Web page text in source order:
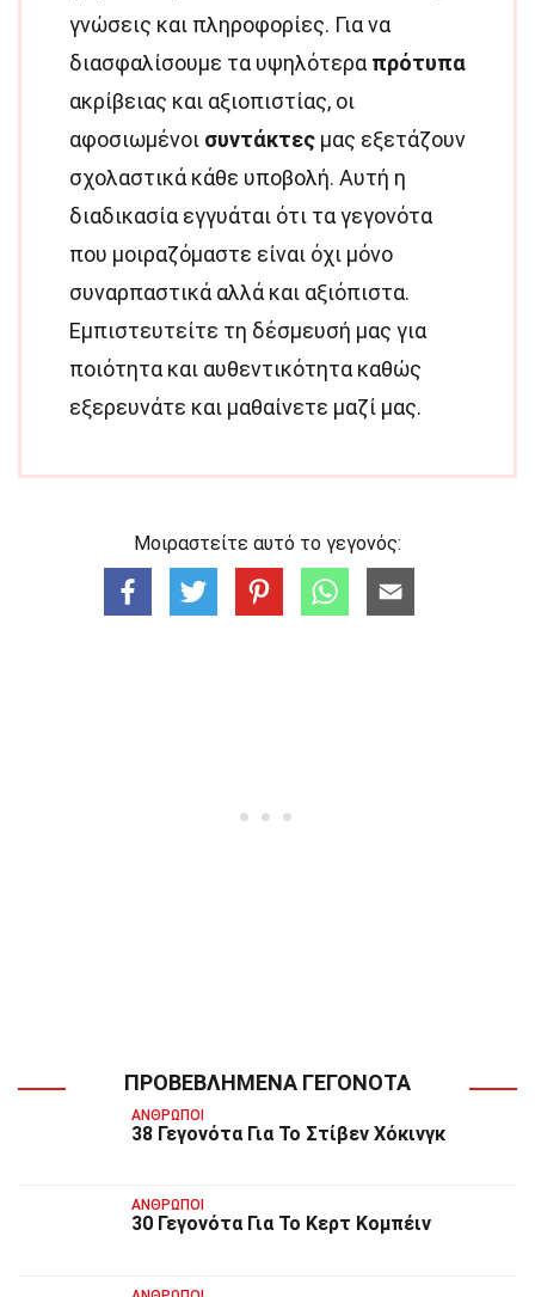
γνώσεις και πληροφορίες. Για να
διασφαλίσουμε τα υψηλότερα πρότυπα
ακρίβειας και αξιοπιστίας, οι
αφοσιωμένοι συντάκτες μας εξετάζουν
σχολαστικά κάθε υποβολή. Αυτή η
διαδικασία εγγυάται ότι τα γεγονότα
που μοιραζόμαστε είναι όχι μόνο
συναρπαστικά αλλά και αξιόπιστα.
Εμπιστευτείτε τη δέσμευσή μας για
ποιότητα και αυθεντικότητα καθώς
εξερευνάτε και μαθαίνετε μαζί μας.
Μοιραστείτε αυτό το γεγονός:
ΠΡΟΒΕΒΛΗΜΈΝΑ ΓΕΓΟΝΌΤΑ
ΆΝΘΡΩΠΟΙ
38 Γεγονότα Για Το Στίβεν Χόκινγκ
ΆΝΘΡΩΠΟΙ
30 Γεγονότα Για Το Κερτ Κομπέιν